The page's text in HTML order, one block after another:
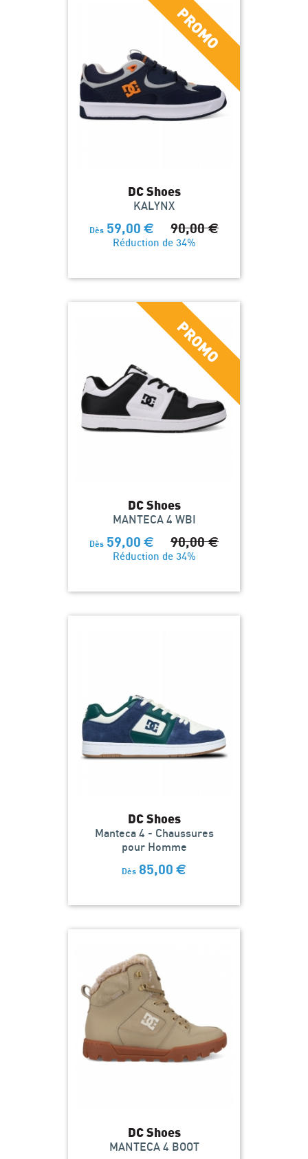
DC Shoes
KALYNX
Dès 59,00 € 90,00€
Réduction de 34%
DC Shoes
MANTECA 4 WBI
Dès 59,00 € 90,00€
Réduction de 34%
DC Shoes
Manteca 4 - Chaussures
pour Homme
Dès 85,00 €
DC Shoes
MANTECA 4 BOOT